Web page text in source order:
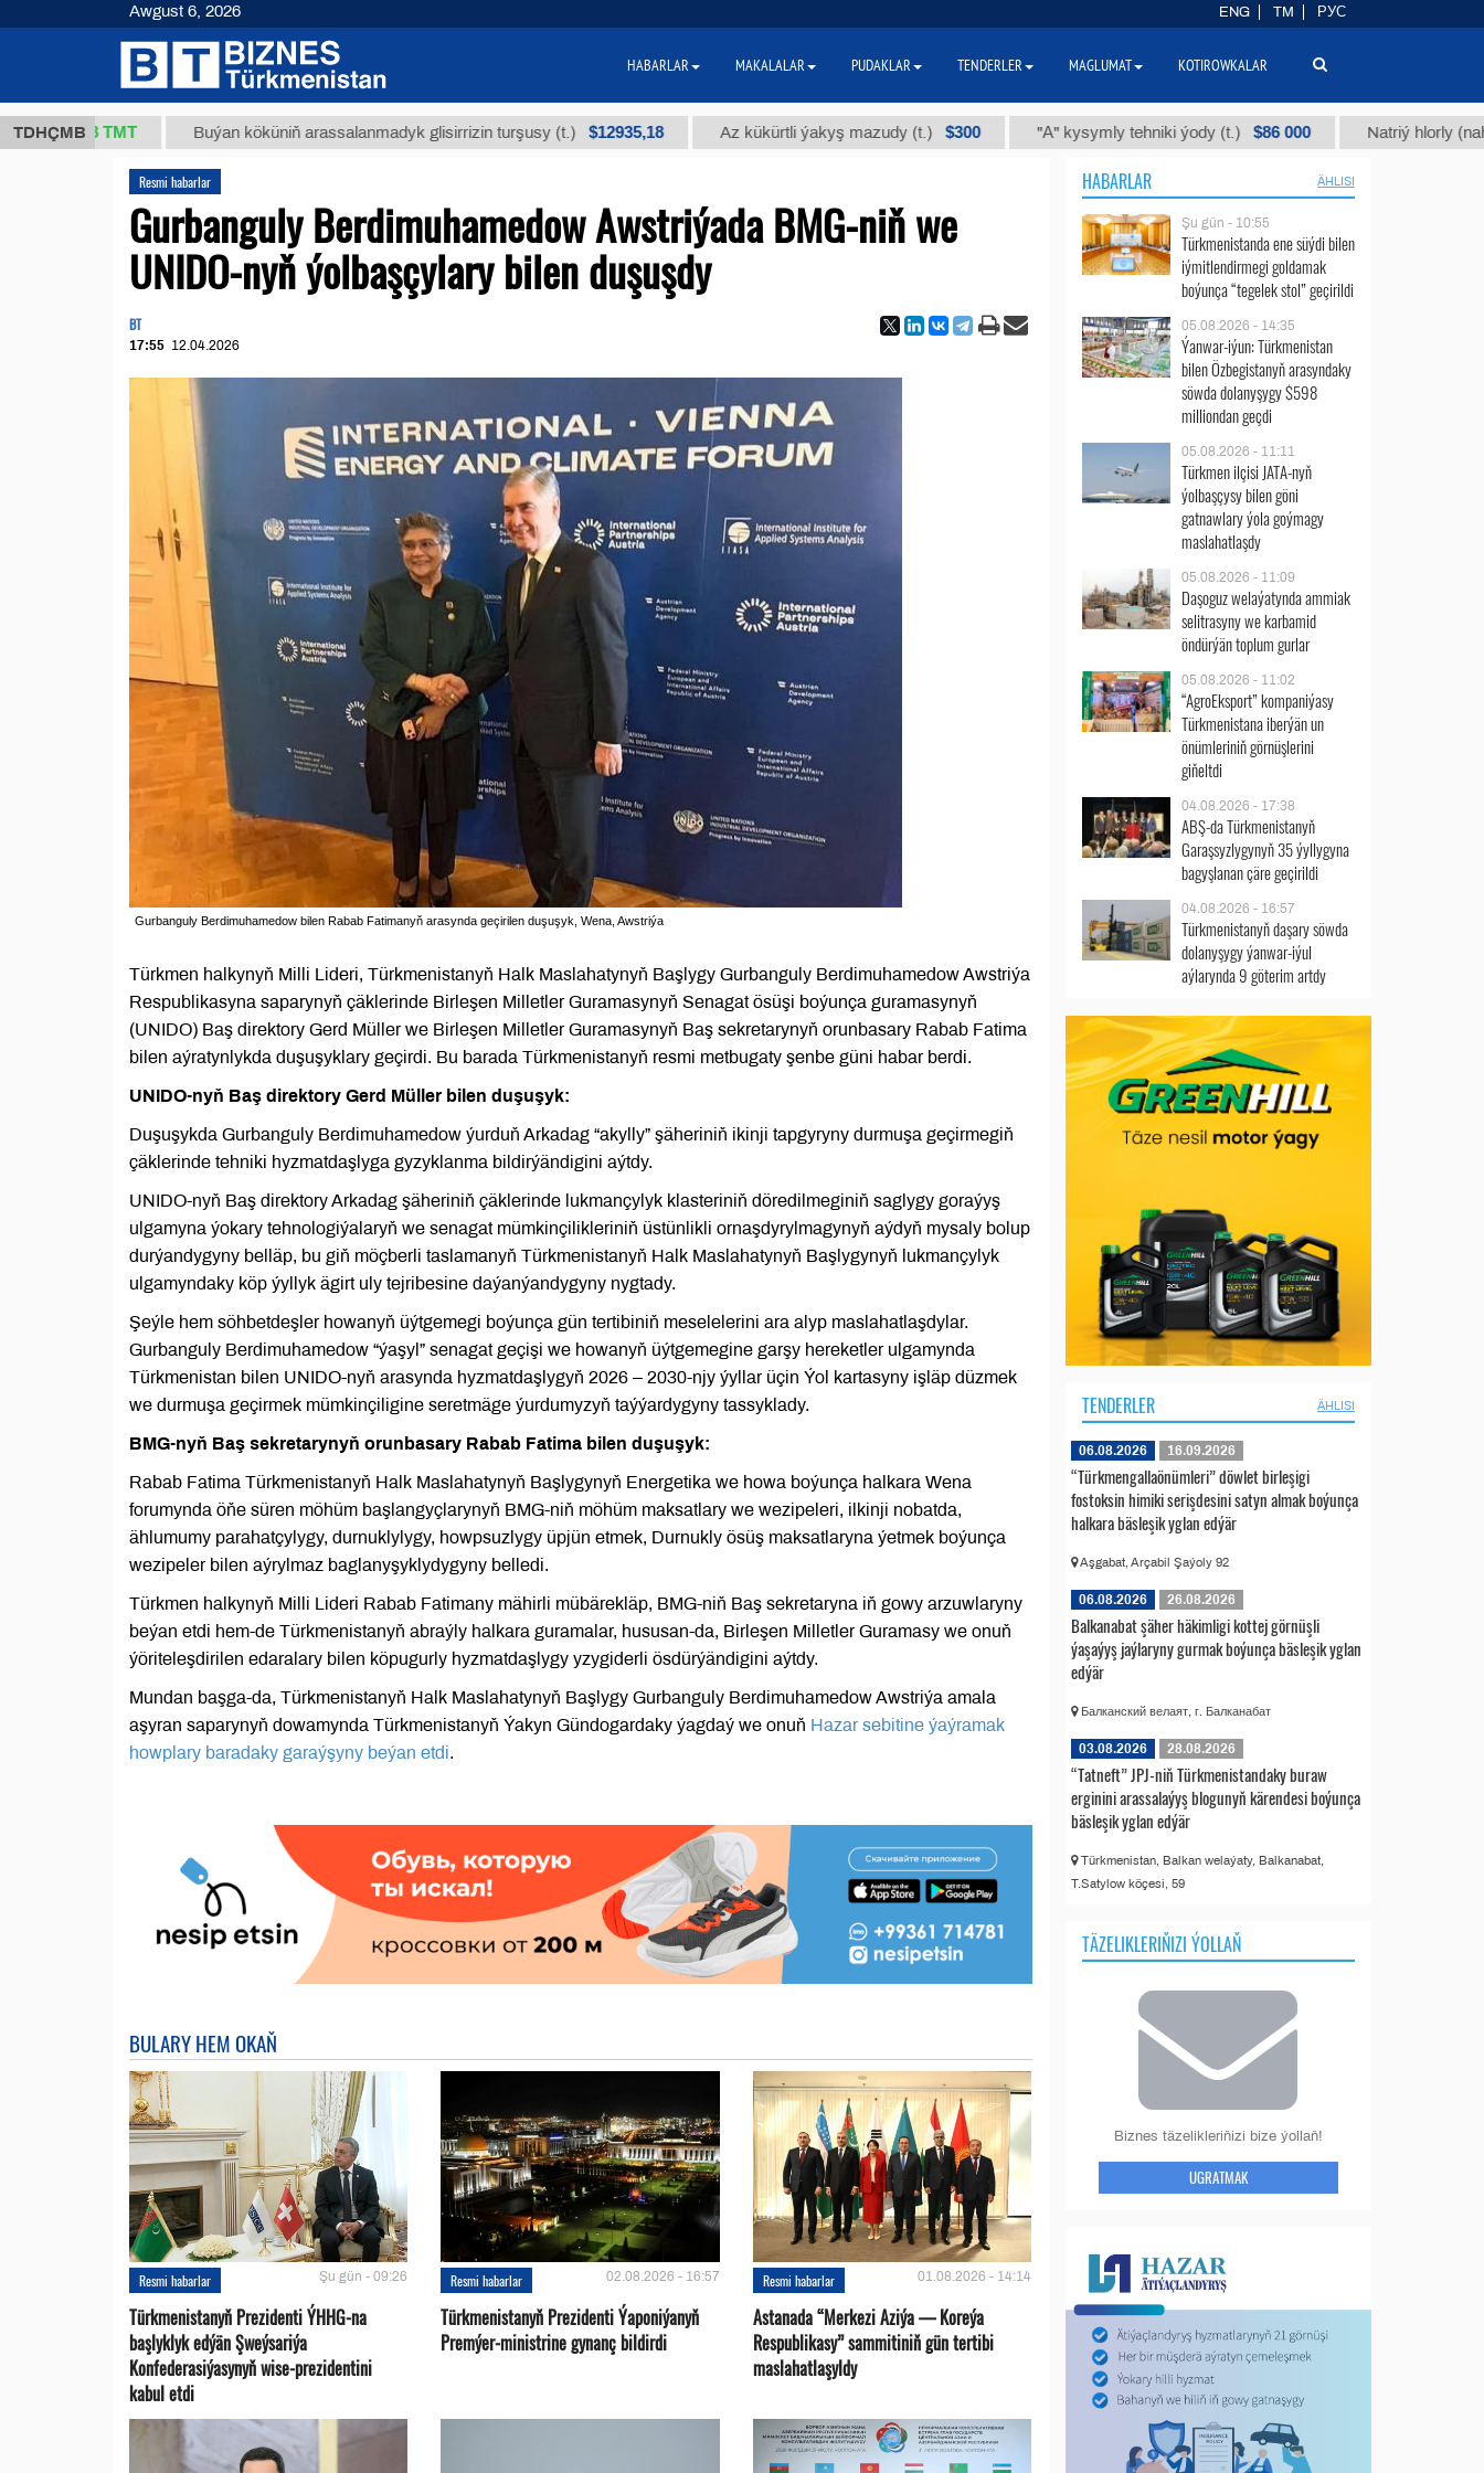
TDHÇMB
37,8 ТМТ Buýan köküniň arassalanmadyk glisirrizin turşusy (t.) $12935,18 Az kükürtli ýakyş mazudy (t.) $300 "А" kysymly tehniki ýody (t.) $86 000 Natriý hlorly (nahar
Resmi habarlar
Gurbanguly Berdimuhamedow Awstriýada BMG-niň we
UNIDO-nyň ýolbaşçylary bilen duşuşdy
BT
17:55 12.04.2026
Gurbanguly Berdimuhamedow bilen Rabab Fatimanyň arasynda geçirilen duşuşyk, Wena, Awstriýa
Türkmen halkynyň Milli Lideri, Türkmenistanyň Halk Maslahatynyň Başlygy Gurbanguly Berdimuhamedow Awstriýa
Respublikasyna saparynyň çäklerinde Birleşen Milletler Guramasynyň Senagat ösüşi boýunça guramasynyň
(UNIDO) Baş direktory Gerd Müller we Birleşen Milletler Guramasynyň Baş sekretarynyň orunbasary Rabab Fatima
bilen aýratynlykda duşuşyklary geçirdi. Bu barada Türkmenistanyň resmi metbugaty şenbe güni habar berdi.
UNIDO-nyň Baş direktory Gerd Müller bilen duşuşyk:
Duşuşykda Gurbanguly Berdimuhamedow ýurduň Arkadag “akylly” şäheriniň ikinji tapgyryny durmuşa geçirmegiň
çäklerinde tehniki hyzmatdaşlyga gyzyklanma bildirýändigini aýtdy.
UNIDO-nyň Baş direktory Arkadag şäheriniň çäklerinde lukmançylyk klasteriniň döredilmeginiň saglygy goraýyş
ulgamyna ýokary tehnologiýalaryň we senagat mümkinçilikleriniň üstünlikli ornaşdyrylmagynyň aýdyň mysaly bolup
durýandygyny belläp, bu giň möçberli taslamanyň Türkmenistanyň Halk Maslahatynyň Başlygynyň lukmançylyk
ulgamyndaky köp ýyllyk ägirt uly tejribesine daýanýandygyny nygtady.
Şeýle hem söhbetdeşler howanyň üýtgemegi boýunça gün tertibiniň meselelerini ara alyp maslahatlaşdylar.
Gurbanguly Berdimuhamedow “ýaşyl” senagat geçişi we howanyň üýtgemegine garşy hereketler ulgamynda
Türkmenistan bilen UNIDO-nyň arasynda hyzmatdaşlygyň 2026 – 2030-njy ýyllar üçin Ýol kartasyny işläp düzmek
we durmuşa geçirmek mümkinçiligine seretmäge ýurdumyzyň taýýardygyny tassyklady.
BMG-nyň Baş sekretarynyň orunbasary Rabab Fatima bilen duşuşyk:
Rabab Fatima Türkmenistanyň Halk Maslahatynyň Başlygynyň Energetika we howa boýunça halkara Wena
forumynda öňe süren möhüm başlangyçlarynyň BMG-niň möhüm maksatlary we wezipeleri, ilkinji nobatda,
ählumumy parahatçylygy, durnuklylygy, howpsuzlygy üpjün etmek, Durnukly ösüş maksatlaryna ýetmek boýunça
wezipeler bilen aýrylmaz baglanyşyklydygyny belledi.
Türkmen halkynyň Milli Lideri Rabab Fatimany mähirli mübärekläp, BMG-niň Baş sekretaryna iň gowy arzuwlaryny
beýan etdi hem-de Türkmenistanyň abraýly halkara guramalar, hususan-da, Birleşen Milletler Guramasy we onuň
ýöriteleşdirilen edaralary bilen köpugurly hyzmatdaşlygy yzygiderli ösdürýändigini aýtdy.
Mundan başga-da, Türkmenistanyň Halk Maslahatynyň Başlygy Gurbanguly Berdimuhamedow Awstriýa amala
aşyran saparynyň dowamynda Türkmenistanyň Ýakyn Gündogardaky ýagdaý we onuň Hazar sebitine ýaýramak
howplary baradaky garaýşyny beýan etdi.
BULARY HEM OKAŇ
Resmi habarlar Şu gün - 09:26
Türkmenistanyň Prezidenti ÝHHG-na
başlyklyk edýän Şweýsariýa
Konfederasiýasynyň wise-prezidentini
kabul etdi
Resmi habarlar 02.08.2026 - 16:57
Türkmenistanyň Prezidenti Ýaponiýanyň
Premýer-ministrine gynanç bildirdi
Resmi habarlar 01.08.2026 - 14:14
Astanada “Merkezi Aziýa — Koreýa
Respublikasy” sammitiniň gün tertibi
maslahatlaşyldy
HABARLAR ÄHLISI
Şu gün - 10:55
Türkmenistanda ene süýdi bilen
iýmitlendirmegi goldamak
boýunça “tegelek stol” geçirildi
05.08.2026 - 14:35
Ýanwar-iýun: Türkmenistan
bilen Özbegistanyň arasyndaky
söwda dolanyşygy $598
milliondan geçdi
05.08.2026 - 11:11
Türkmen ilçisi JATA-nyň
ýolbaşçysy bilen göni
gatnawlary ýola goýmagy
maslahatlaşdy
05.08.2026 - 11:09
Daşoguz welaýatynda ammiak
selitrasyny we karbamid
öndürýän toplum gurlar
05.08.2026 - 11:02
“AgroEksport” kompaniýasy
Türkmenistana iberýän un
önümleriniň görnüşlerini
giňeltdi
04.08.2026 - 17:38
ABŞ-da Türkmenistanyň
Garaşsyzlygynyň 35 ýyllygyna
bagyşlanan çäre geçirildi
04.08.2026 - 16:57
Türkmenistanyň daşary söwda
dolanyşygy ýanwar-iýul
aýlarynda 9 göterim artdy
TENDERLER ÄHLISI
06.08.2026 16.09.2026
“Türkmengallaönümleri” döwlet birleşigi
fostoksin himiki serişdesini satyn almak boýunça
halkara bäsleşik yglan edýär
Aşgabat, Arçabil Şaýoly 92
06.08.2026 26.08.2026
Balkanabat şäher häkimligi kottej görnüşli
ýaşaýyş jaýlaryny gurmak boýunça bäsleşik yglan
edýär
Балканский велаят, г. Балканабат
03.08.2026 28.08.2026
“Tatneft” JPJ-niň Türkmenistandaky buraw
erginini arassalaýyş blogunyň kärendesi boýunça
bäsleşik yglan edýär
Türkmenistan, Balkan welaýaty, Balkanabat,
T.Satylow köçesi, 59
TÄZELIKLERIŇIZI ÝOLLAŇ
Biznes täzelikleriňizi bize ýollaň!
UGRATMAK
Awgust 6, 2026 ENG TM РУС
HABARLAR MAKALALAR PUDAKLAR TENDERLER MAGLUMAT KOTIROWKALAR